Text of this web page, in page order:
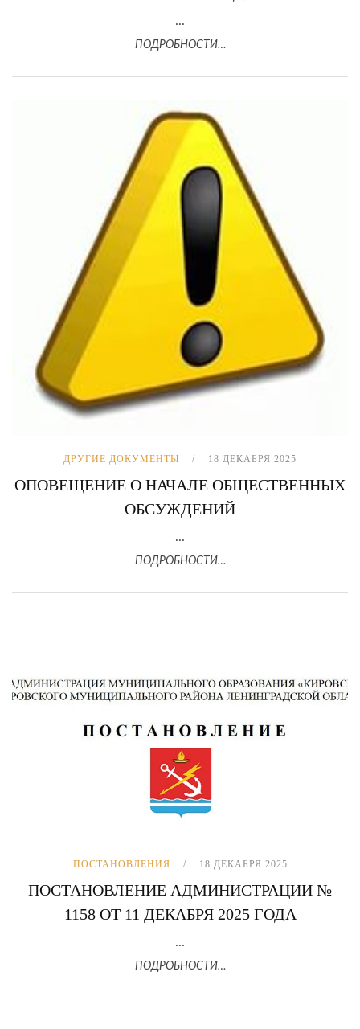
...
ПОДРОБНОСТИ…
ДРУГИЕ ДОКУМЕНТЫ 18 ДЕКАБРЯ 2025
ОПОВЕЩЕНИЕ О НАЧАЛЕ ОБЩЕСТВЕННЫХ
ОБСУЖДЕНИЙ
...
ПОДРОБНОСТИ…
ПОСТАНОВЛЕНИЯ 18 ДЕКАБРЯ 2025
ПОСТАНОВЛЕНИЕ АДМИНИСТРАЦИИ №
1158 ОТ 11 ДЕКАБРЯ 2025 ГОДА
...
ПОДРОБНОСТИ…